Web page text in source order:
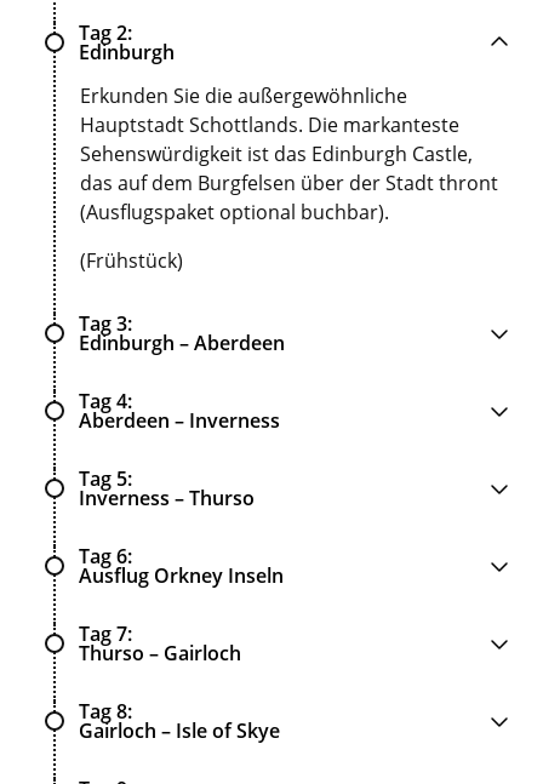
Tag 2
Edinburgh
Erkunden Sie die außergewöhnliche
Hauptstadt Schottlands. Die markanteste
Sehenswürdigkeit ist das Edinburgh Castle,
das auf dem Burgfelsen über der Stadt thront
(Ausflugspaket optional buchbar).
(Frühstück)
Tag 3
Edinburgh – Aberdeen
Tag 4
Aberdeen – Inverness
Tag 5
Inverness – Thurso
Tag 6
Ausflug Orkney Inseln
Tag 7
Thurso – Gairloch
Tag 8
Gairloch – Isle of Skye